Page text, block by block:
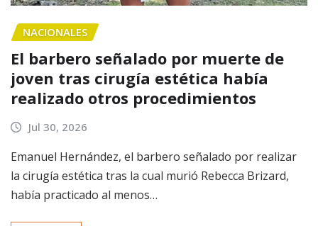
NACIONALES
El barbero señalado por muerte de
joven tras cirugía estética había
realizado otros procedimientos
Jul 30, 2026
Emanuel Hernández, el barbero señalado por realizar
la cirugía estética tras la cual murió Rebecca Brizard,
había practicado al menos…